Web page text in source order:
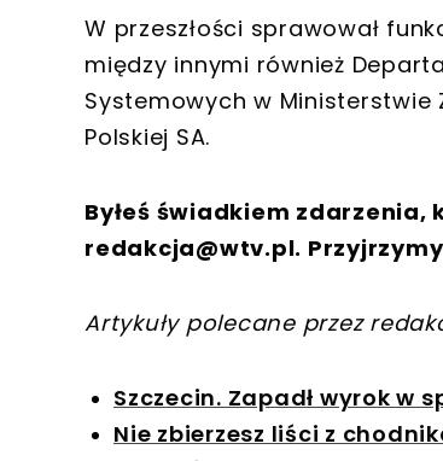
W przeszłości sprawował
między innymi również
Systemowych w Ministerstwie
Polskiej SA.
Byłeś świadkiem
redakcja@wtv.pl.
Artykuły polecane przez
Szczecin. Zapadł wyrok w
Nie zbierzesz liści z